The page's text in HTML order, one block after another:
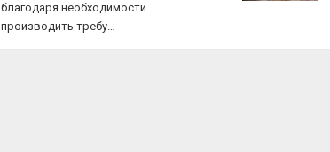
благодаря необходимости
производить требу…